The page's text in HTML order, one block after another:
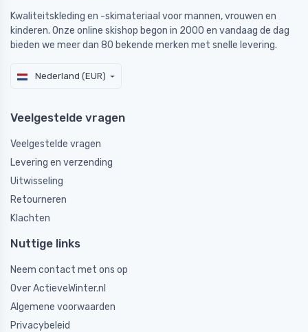
Kwaliteitskleding en -skimateriaal voor mannen, vrouwen en
kinderen. Onze online skishop begon in 2000 en vandaag de dag
bieden we meer dan 80 bekende merken met snelle levering.
Nederland (EUR)
Veelgestelde vragen
Veelgestelde vragen
Levering en verzending
Uitwisseling
Retourneren
Klachten
Nuttige links
Neem contact met ons op
Over ActieveWinter.nl
Algemene voorwaarden
Privacybeleid